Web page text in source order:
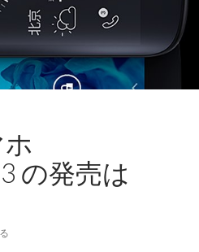
の発売は